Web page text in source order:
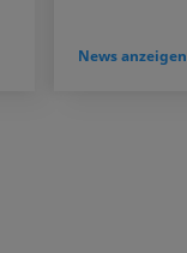
News anzeigen